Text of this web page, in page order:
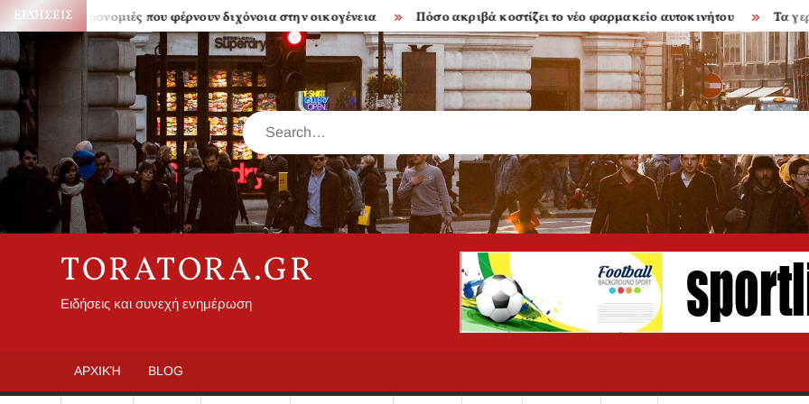
Skip
to
content
ΕΙΔΉΣΕΙΣ
Κληρονομιές που φέρνουν διχόνοια στην οικογένεια Πόσο ακριβά κοστίζει το νέο φαρμακείο αυτοκινήτου Τα γερασμένα
Search
TORATORA.GR
Ειδήσεις και συνεχή ενημέρωση
ΑΡΧΙΚΉ BLOG